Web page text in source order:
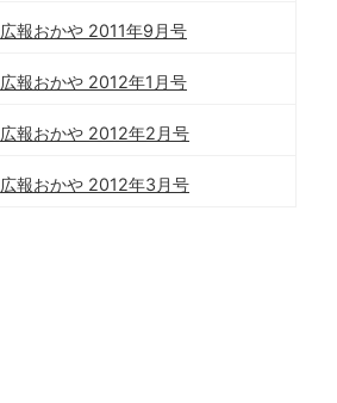
広報おかや 2011年9月号
広報おかや 2012年1月号
広報おかや 2012年2月号
広報おかや 2012年3月号